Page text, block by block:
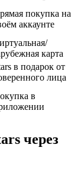
покупка на
аккаунте
карта
в подарок от
лица
в
через